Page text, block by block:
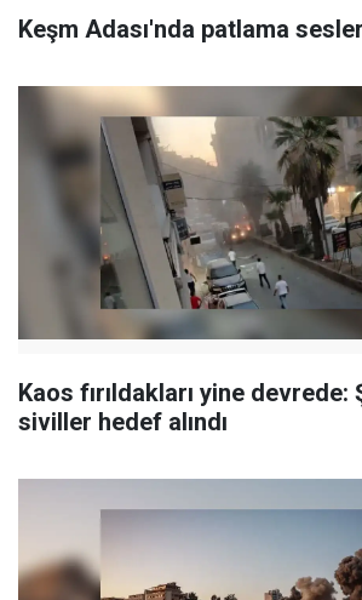
Keşm Adası'nda patlama
Kaos fırıldakları yine devrede:
siviller hedef alındı